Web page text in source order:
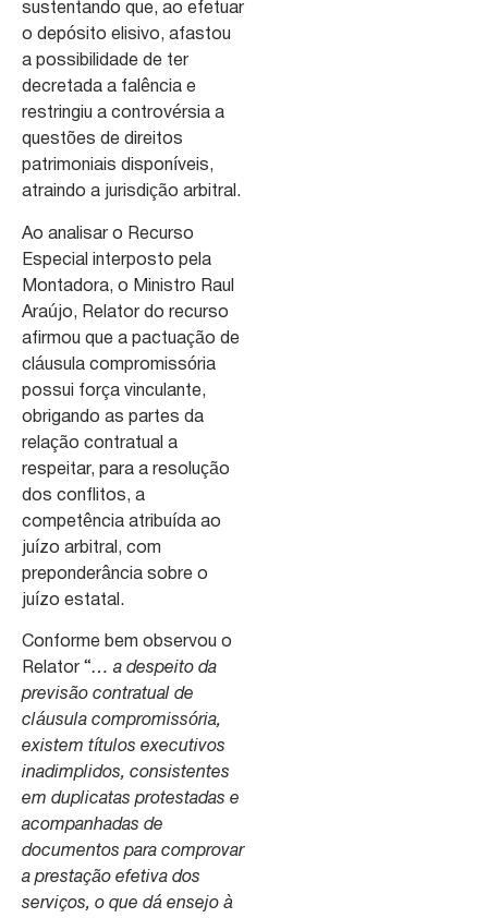
sustentando que, ao efetuar
o depósito elisivo, afastou
a possibilidade de ter
decretada a falência e
restringiu a controvérsia a
questões de direitos
patrimoniais disponíveis,
atraindo a jurisdição arbitral.
Ao analisar o Recurso
Especial interposto pela
Montadora, o Ministro Raul
Araújo, Relator do recurso
afirmou que a pactuação de
cláusula compromissória
possui força vinculante,
obrigando as partes da
relação contratual a
respeitar, para a resolução
dos conflitos, a
competência atribuída ao
juízo arbitral, com
preponderância sobre o
juízo estatal.
Conforme bem observou o
Relator “… a despeito da
previsão contratual de
cláusula compromissória,
existem títulos executivos
inadimplidos, consistentes
em duplicatas protestadas e
acompanhadas de
documentos para comprovar
a prestação efetiva dos
serviços, o que dá ensejo à